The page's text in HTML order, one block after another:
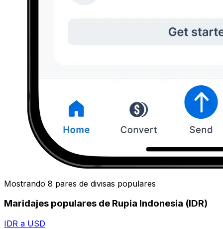
Mostrando 8 pares de divisas populares
Maridajes populares de Rupia Indonesia (IDR)
IDR a USD